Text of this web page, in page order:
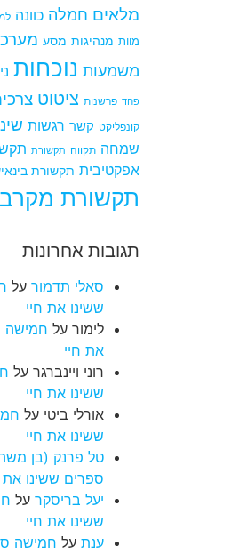
מלאים חמלה כוונה
מוות מנהיגות מסע
משמעות נוכחות
פחד פרשנות ציטוט
קונפליקט קשר רגשות
שמחה תקווה תקשורת
אפקטיבית תקשורת
תקשורת
תגובות אחרונות
סאלי תדמור על
ששינו את חיי
לימור על חמישה
את חיי
רוני ויינברגר על
ששינו את חיי
אורלי ביטי על
ששינו את חיי
טל פרנק (בן
ספרים ששינו את
יעל בריסקר על
ששינו את חיי
ענת על חמישה